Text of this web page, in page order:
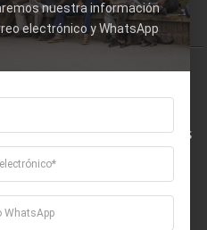
por Corporación Mi
Licencia Creative Commons
4.0 Internacional
nuestra información
electrónico y WhatsApp